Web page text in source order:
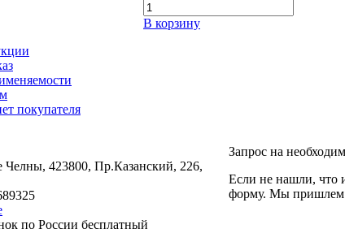
В корзину
покупателя
Челны, 423800, Пр.Казанский, 226,
по России бесплатный
Запрос на
Если не нашли, что
форму. Мы пришлем